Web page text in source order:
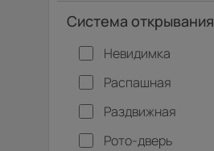
Система открывания
Невидимка
Распашная
Раздвижная
Рото-дверь